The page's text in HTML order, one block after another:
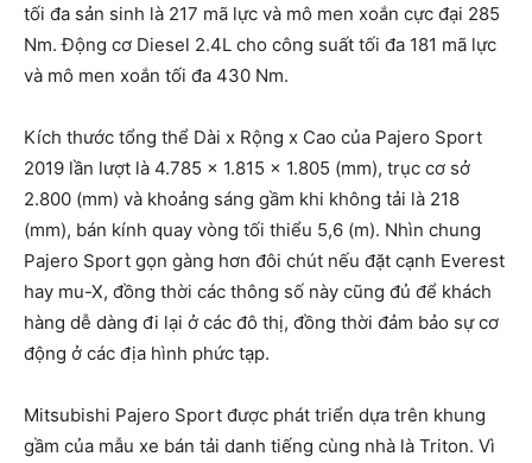
tối đa sản sinh là 217 mã lực và mô men xoắn cực đại 285
Nm. Động cơ Diesel 2.4L cho công suất tối đa 181 mã lực
và mô men xoắn tối đa 430 Nm.
Kích thước tổng thể Dài x Rộng x Cao của Pajero Sport
2019 lần lượt là 4.785 x 1.815 x 1.805 (mm), trục cơ sở
2.800 (mm) và khoảng sáng gầm khi không tải là 218
(mm), bán kính quay vòng tối thiểu 5,6 (m). Nhìn chung
Pajero Sport gọn gàng hơn đôi chút nếu đặt cạnh Everest
hay mu-X, đồng thời các thông số này cũng đủ để khách
hàng dễ dàng đi lại ở các đô thị, đồng thời đảm bảo sự cơ
động ở các địa hình phức tạp.
Mitsubishi Pajero Sport được phát triển dựa trên khung
gầm của mẫu xe bán tải danh tiếng cùng nhà là Triton. Vì